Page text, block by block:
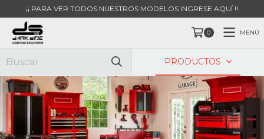
¡¡ PARA VER TODOS NUESTROS MODELOS INGRESE AQUÍ !!
0 MENÚ
PRODUCTOS